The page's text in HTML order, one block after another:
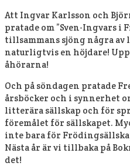
Att Ingvar Karlsson och
pratade om ”Sven-Ingvars i
tillsammans sjöng några av
naturligtvis en höjdare!
åhörarna!
Och på söndagen pratade
årsböcker och i synnerhet
litterära sällskap och för
föremålet för sällskapet.
inte bara för
Nästa år är vi tillbaka på
det!